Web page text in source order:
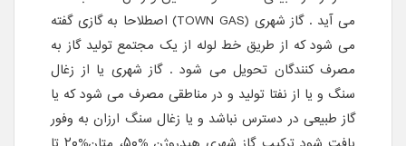
می آید . گاز شهری (TOWN GAS) اصطلاحا به گازی گفته
می شود که از طریق خط لوله از یک مجتمع تولید گاز به
مصرف کنندگان تحویل می شود . گاز شهری یا از زغال
سنگ و یا از نفتا تولید و در مناطقی مصرف می شود که یا
گاز طبیعی در دسترس نباشد و یا زغال سنگ ارزان به وفور